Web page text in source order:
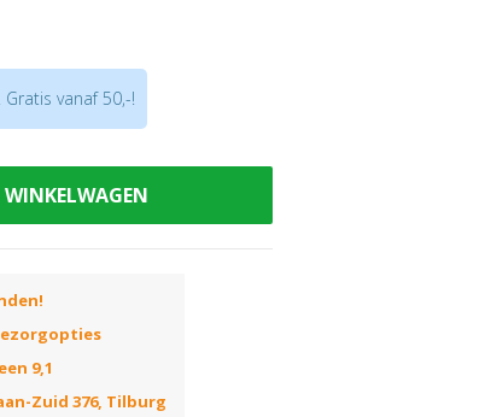
techniek
u niet welke luchtbevochtiger u
vanaf 50,-!
9,1
Zuid 376, Tilburg